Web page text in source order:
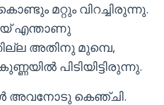
മറ്റും വിറച്ചിരുന്നു.
എന്താണു
അതിനു മുമ്പെ,
പിടിയിട്ടിരുന്നു.
അവനോടു കെഞ്ചി.